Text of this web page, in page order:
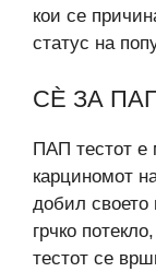
кои се
статус на
СÈ ЗА
ПАП тестот е
карциномот
добил своето
грчко
тестот се